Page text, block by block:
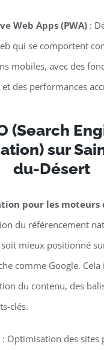
Web Apps (PWA):
qui se comportent
mobiles, avec des
des performances
(Search
sur
du-Désert
pour les moteurs
du référencement
soit mieux positionné
comme Google.
du contenu, des
clés.
: Optimisation des sites